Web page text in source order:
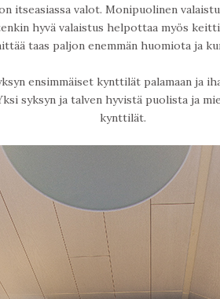
itseasiassa valot. Monipuolinen
hyvä valaistus helpottaa myös
taas paljon enemmän huomiota ja
ensimmäiset kynttilät palamaan ja
syksyn ja talven hyvistä puolista ja
kynttilät.